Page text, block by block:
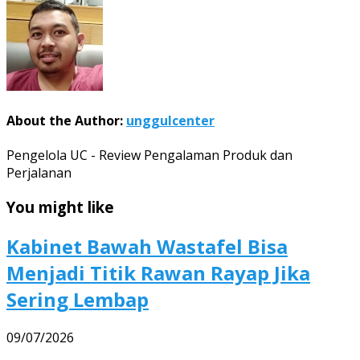
About the Author: unggulcenter
Pengelola UC - Review Pengalaman Produk dan
Perjalanan
You might like
Kabinet Bawah Wastafel Bisa
Menjadi Titik Rawan Rayap Jika
Sering Lembap
09/07/2026